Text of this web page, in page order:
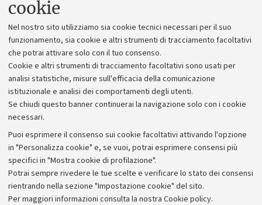
cookie
Nel nostro sito utilizziamo sia cookie tecnici necessari per il suo
funzionamento, sia cookie e altri strumenti di tracciamento facoltativi
che potrai attivare solo con il tuo consenso.
Cookie e altri strumenti di tracciamento facoltativi sono usati per
analisi statistiche, misure sull'efficacia della comunicazione
istituzionale e analisi dei comportamenti degli utenti.
Se chiudi questo banner continuerai la navigazione solo con i cookie
necessari.
Puoi esprimere il consenso sui cookie facoltativi attivando l'opzione
in "Personalizza cookie" e, se vuoi, potrai esprimere consensi più
specifici in "Mostra cookie di profilazione".
Potrai sempre rivedere le tue scelte e verificare lo stato dei consensi
rientrando nella sezione "Impostazione cookie" del sito.
Per maggiori informazioni consulta la nostra Cookie policy.
Alumni community
Piano strategico
Bilanci
Donazioni e 5x1000
Bandi, gare e concorsi
Albo online
Amministrazione trasparente
Atti di notifica